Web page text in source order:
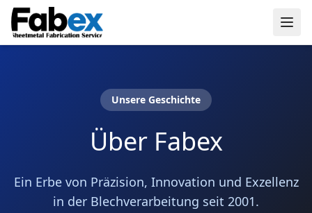
Skip to main content
Unsere Geschichte
Über Fabex
Ein Erbe von Präzision, Innovation und Exzellenz
in der Blechverarbeitung seit 2001.